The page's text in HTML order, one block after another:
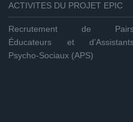
ACTIVITES DU PROJET EPIC
Recrutement de
Éducateurs et
Psycho‑Sociaux (APS)